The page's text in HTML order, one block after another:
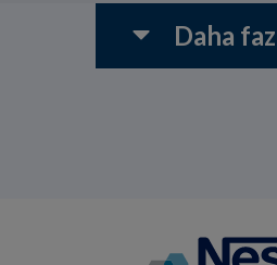
Daha